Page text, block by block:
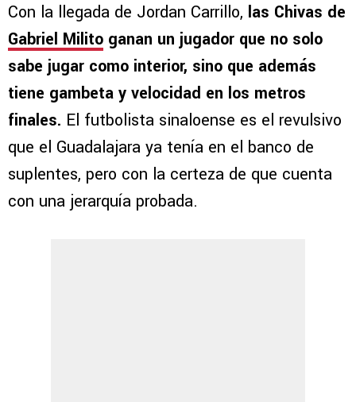
Con la llegada de Jordan Carrillo, las Chivas de
Gabriel Milito ganan un jugador que no solo
sabe jugar como interior, sino que además
tiene gambeta y velocidad en los metros
finales. El futbolista sinaloense es el revulsivo
que el Guadalajara ya tenía en el banco de
suplentes, pero con la certeza de que cuenta
con una jerarquía probada.